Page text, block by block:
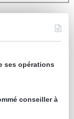
ses opérations
conseiller à